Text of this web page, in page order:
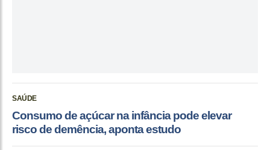
SAÚDE
Consumo de açúcar na infância pode elevar
risco de demência, aponta estudo